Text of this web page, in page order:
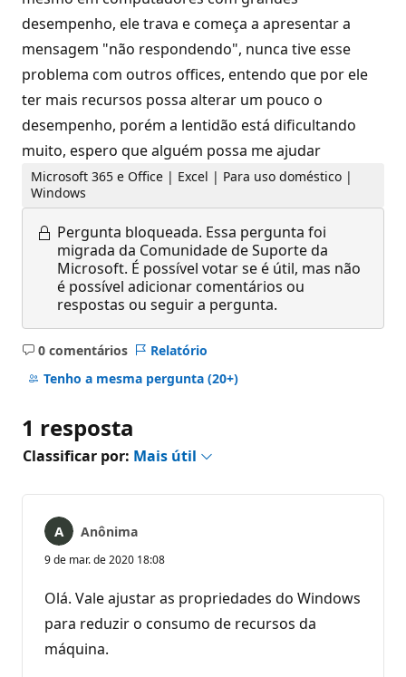
desempenho, ele trava e começa a apresentar a
mensagem "não respondendo", nunca tive esse
problema com outros offices, entendo que por ele
ter mais recursos possa alterar um pouco o
desempenho, porém a lentidão está dificultando
muito, espero que alguém possa me ajudar
Microsoft 365 e Office | Excel | Para uso doméstico |
Windows
Pergunta bloqueada. Essa pergunta foi
migrada da Comunidade de Suporte da
Microsoft. É possível votar se é útil, mas não
é possível adicionar comentários ou
respostas ou seguir a pergunta.
0 comentários
Sem
comentários
Relatório
Tenho a mesma pergunta (20+)
1 resposta
Classificar por: Mais útil
Anônima
9 de mar. de 2020 18:08
Olá. Vale ajustar as propriedades do Windows
para reduzir o consumo de recursos da
máquina.